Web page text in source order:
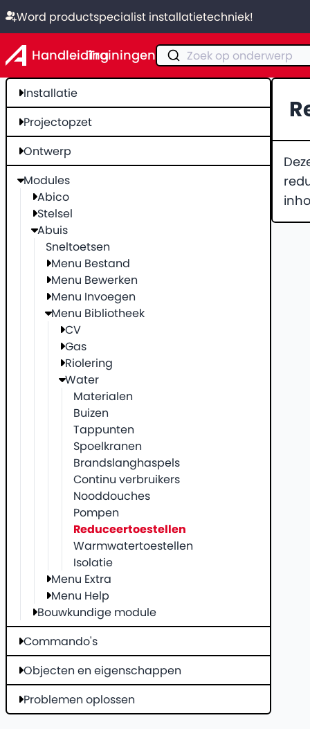
Word productspecialist installatietechniek!
HandleidingTrainingen Zoek op onderwerp
Installatie
Projectopzet
Ontwerp
Modules
Abico
Stelsel
Abuis
Sneltoetsen
Menu Bestand
Menu Bewerken
Menu Invoegen
Menu Bibliotheek
CV
Gas
Riolering
Water
Materialen
Buizen
Tappunten
Spoelkranen
Brandslanghaspels
Continu verbruikers
Nooddouches
Pompen
Reduceertoestellen
Warmwatertoestellen
Isolatie
Menu Extra
Menu Help
Bouwkundige module
Commando's
Objecten en eigenschappen
Problemen oplossen